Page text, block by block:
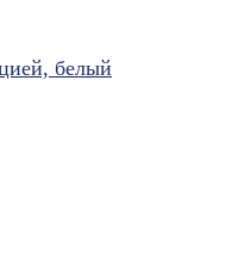
белый